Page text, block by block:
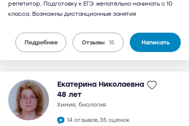
репетитор. Подготовку к ЕГЭ желательно начинать с 10
класса. Возможны дистанционные занятия
Подробнее Отзывы 15 Написать
Екатерина Николаевна
48 лет
химия, биология
14 отзывов,35 оценок